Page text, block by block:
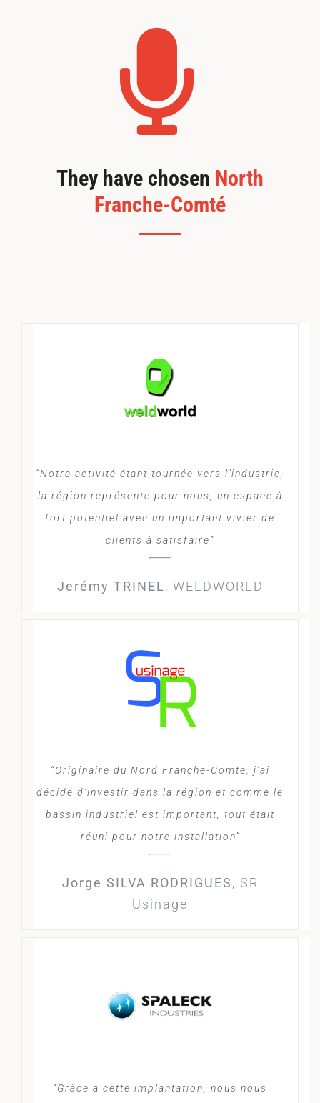
They have chosen North
Franche-Comté
“Notre activité étant tournée vers l’industrie,
la région représente pour nous, un espace à
fort potentiel avec un important vivier de
clients à satisfaire”
Jerémy TRINEL, WELDWORLD
“Originaire du Nord Franche-Comté, j’ai
décidé d’investir dans la région et comme le
bassin industriel est important, tout était
réuni pour notre installation”
Jorge SILVA RODRIGUES, SR
Usinage
“Grâce à cette implantation, nous nous